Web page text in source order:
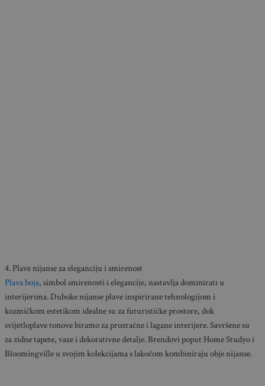
4. Plave nijanse za eleganciju i smirenost
Plava boja, simbol smirenosti i elegancije, nastavlja dominirati u
interijerima. Duboke nijanse plave inspirirane tehnologijom i
kozmičkom estetikom idealne su za futurističke prostore, dok
svijetloplave tonove biramo za prozračne i lagane interijere. Savršene su
za zidne tapete, vaze i dekorativne detalje. Brendovi poput Home Studyo i
Bloomingville u svojim kolekcijama s lakoćom kombiniraju obje nijanse.